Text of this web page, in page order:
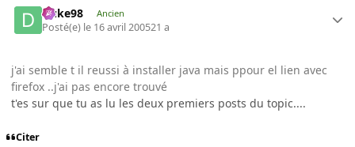
Duke98 Ancien
Posté(e) le 16 avril 200521 a
j'ai semble t il reussi à installer java mais ppour el lien avec
firefox ..j'ai pas encore trouvé
t'es sur que tu as lu les deux premiers posts du topic....
Citer